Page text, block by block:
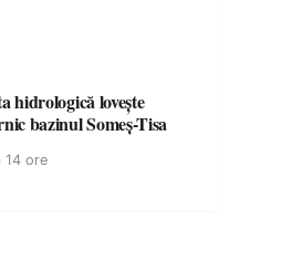
hidrologică lovește
bazinul Someș-Tisa
14 ore